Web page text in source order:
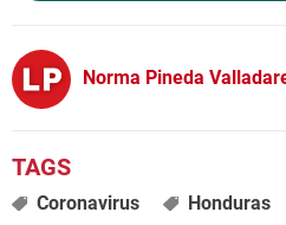
Norma Pineda
Coronavirus Honduras